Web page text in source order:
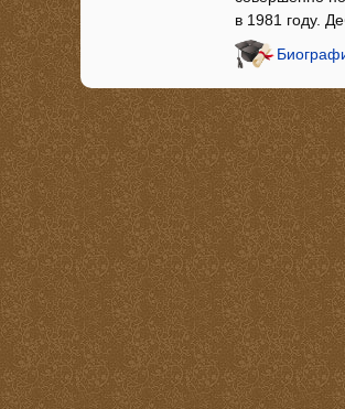
в 1981 году.